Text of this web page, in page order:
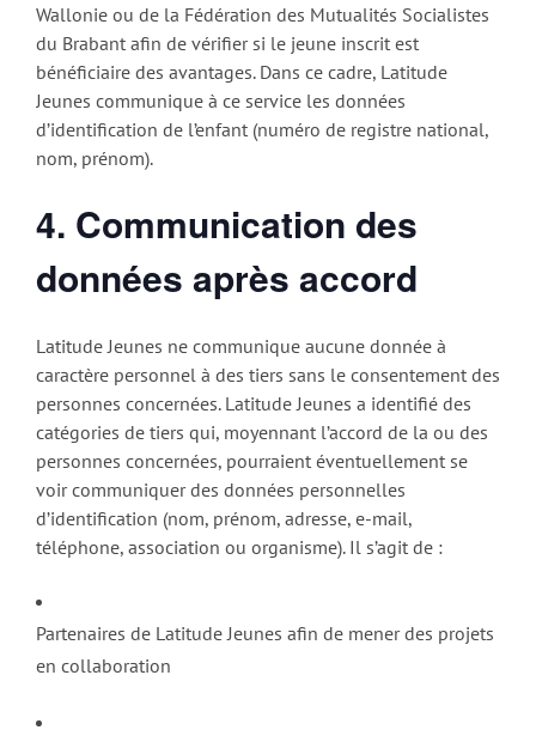
Wallonie ou de la Fédération des Mutualités Socialistes
du Brabant afin de vérifier si le jeune inscrit est
bénéficiaire des avantages. Dans ce cadre, Latitude
Jeunes communique à ce service les données
d’identification de l’enfant (numéro de registre national,
nom, prénom).
4. Communication des
données après accord
Latitude Jeunes ne communique aucune donnée à
caractère personnel à des tiers sans le consentement des
personnes concernées. Latitude Jeunes a identifié des
catégories de tiers qui, moyennant l’accord de la ou des
personnes concernées, pourraient éventuellement se
voir communiquer des données personnelles
d’identification (nom, prénom, adresse, e-mail,
téléphone, association ou organisme). Il s’agit de :
Partenaires de Latitude Jeunes afin de mener des projets
en collaboration